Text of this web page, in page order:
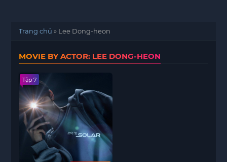
Trang chủ » Lee Dong-heon
MOVIE BY ACTOR: LEE DONG-HEON
Tập 7